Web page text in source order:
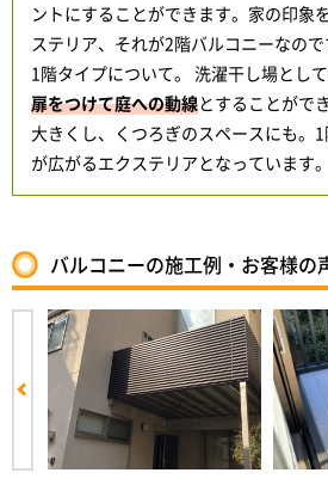
ントにすることができます。家の印象
ステリア、それが2階バルコニーなの
1階タイプについて。 洗濯干し場とし
扉をつけて庭への動線とすることがで
大きくし、くつろぎのスペースにも。
が広がるエクステリアとなっています。
バルコニーの施工例・お客様の